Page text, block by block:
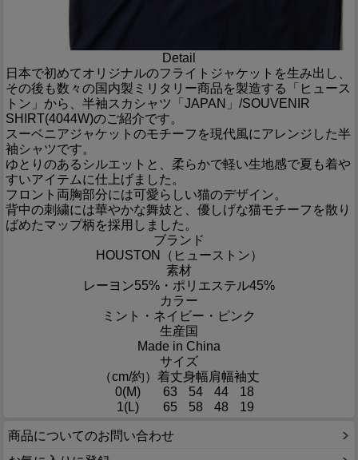
Detail
日本で初めてオリジナルのフライトジャケットを生み出し、
その後も数々の国内製ミリタリー商品を製造する「ヒュース
トン」から、半袖スカシャツ「JAPAN」/SOUVENIR
SHIRT(4044W)のご紹介です。
スーベニアジャケットのモチーフを現代風にアレンジした半
袖シャツです。
ゆとりのあるシルエットと、柔らかで軽い生地感で夏も着や
すいアイテムに仕上げました。
フロント両胸部分には可愛らしい猫のデザイン。
背中の刺繍には華やかな舞妓と、優しげな猫モチーフを散り
ばめたマップ柄を採用しました。
ブランド
HOUSTON（ヒューストン）
素材
レーヨン55%・ポリエステル45%
カラー
ミント・ネイビー・ピンク
生産国
Made in China
サイズ
（cm/約） 着丈身幅肩幅袖丈
0(M)
63 54 44
18
1(L)
65 58 48 19
商品についてのお問い合わせ